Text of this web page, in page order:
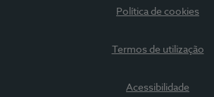
Política de cookies
Termos de utilização
Acessibilidade